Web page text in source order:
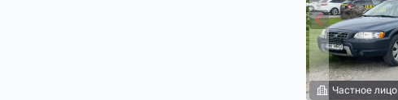
Частное лицо